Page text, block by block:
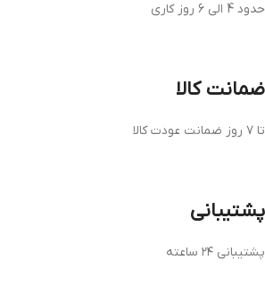
حدود 4 الی 6 روز کاری
ضمانت کالا
تا ۷ روز ضمانت عودت کالا
پشتیبانی
پشتیبانی ۲۴ ساعته